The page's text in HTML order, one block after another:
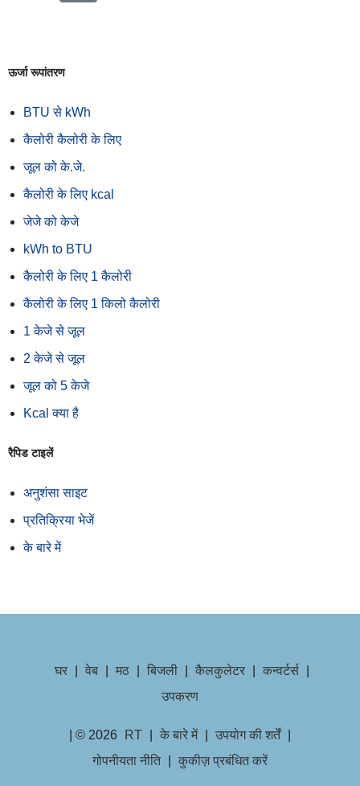
ऊर्जा रूपांतरण
BTU से kWh
कैलोरी कैलोरी के लिए
जूल को के.जे.
कैलोरी के लिए kcal
जेजे को केजे
kWh to BTU
कैलोरी के लिए 1 कैलोरी
कैलोरी के लिए 1 किलो कैलोरी
1 केजे से जूल
2 केजे से जूल
जूल को 5 केजे
Kcal क्या है
रैपिड टाइलें
अनुशंसा साइट
प्रतिक्रिया भेजें
के बारे में
घर वेब मठ बिजली कैलकुलेटर कन्वर्टर्स
उपकरण
| © 2026 RT के बारे में उपयोग की शर्तें
गोपनीयता नीति
कुकीज़ प्रबंधित करें